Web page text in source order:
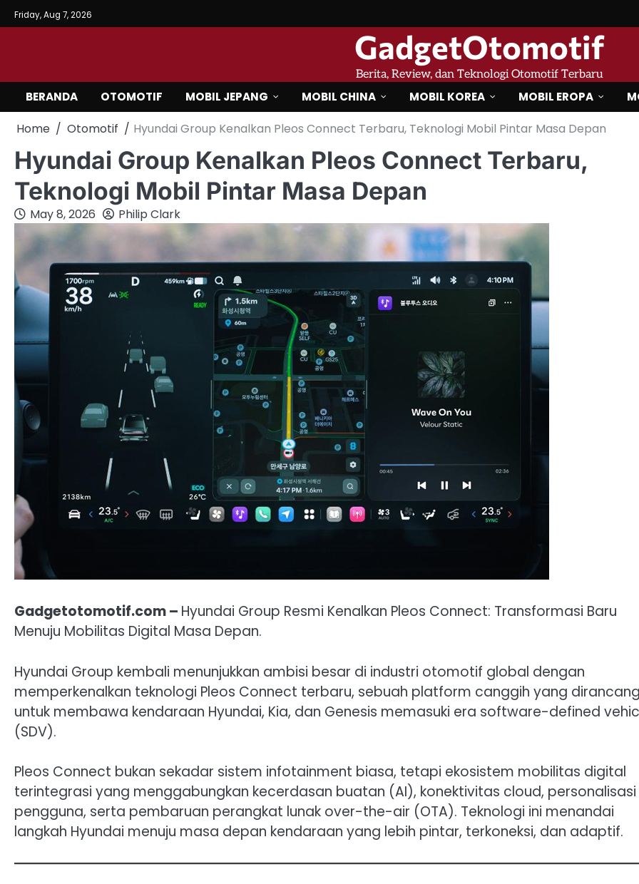
Skip
to
Friday, Aug 7, 2026
GadgetOtomotif
Berita, Review, dan Teknologi Otomotif Terbaru
BERANDA OTOMOTIF MOBIL JEPANG MOBIL CHINA MOBIL KOREA MOBIL EROPA
Home Otomotif Hyundai Group Kenalkan Pleos Connect Terbaru, Teknologi Mobil Pintar Masa Depan
Hyundai Group Kenalkan Pleos Connect Terbaru,
Teknologi Mobil Pintar Masa Depan
May 8, 2026 Philip Clark
Gadgetotomotif.com – Hyundai Group Resmi Kenalkan Pleos Connect: Transformasi Baru
Menuju Mobilitas Digital Masa Depan.
Hyundai Group kembali menunjukkan ambisi besar di industri otomotif global dengan
memperkenalkan teknologi Pleos Connect terbaru, sebuah platform canggih yang
untuk membawa kendaraan Hyundai, Kia, dan Genesis memasuki era software-defined
(SDV).
Pleos Connect bukan sekadar sistem infotainment biasa, tetapi ekosistem mobilitas digital
terintegrasi yang menggabungkan kecerdasan buatan (AI), konektivitas cloud, personalisasi
pengguna, serta pembaruan perangkat lunak over-the-air (OTA). Teknologi ini menandai
langkah Hyundai menuju masa depan kendaraan yang lebih pintar, terkoneksi, dan adaptif.